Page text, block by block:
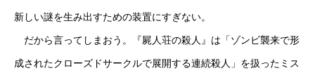
新しい謎を生み出すための装置にすぎない。
だから言ってしまおう。『屍人荘の殺人』は「ゾンビ襲来で形
成されたクローズドサークルで展開する連続殺人」を扱ったミス